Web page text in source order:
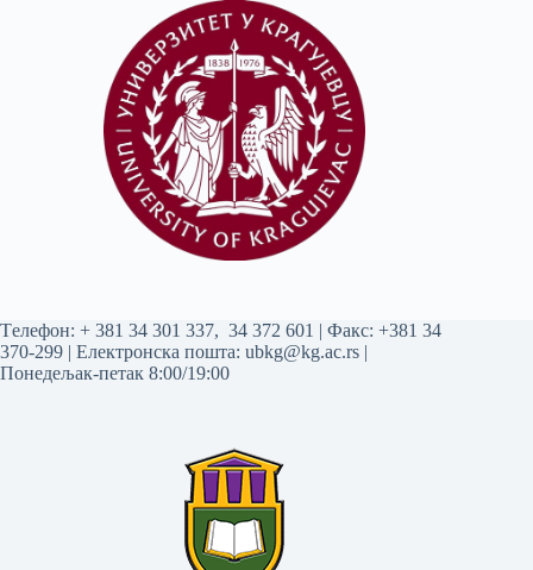
Tелефон: + 381 34 301 337, 34 372 601 | Факс: +381 34
370-299 | Електронска пошта: ubkg@kg.ac.rs |
Понедељак-петак 8:00/19:00